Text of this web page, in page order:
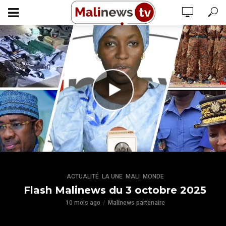
ACTUALITÉ, LA UNE, MALI MONDE
Flash Malinews du 3 octobre 2025
10 mois ago Malinews partenaire